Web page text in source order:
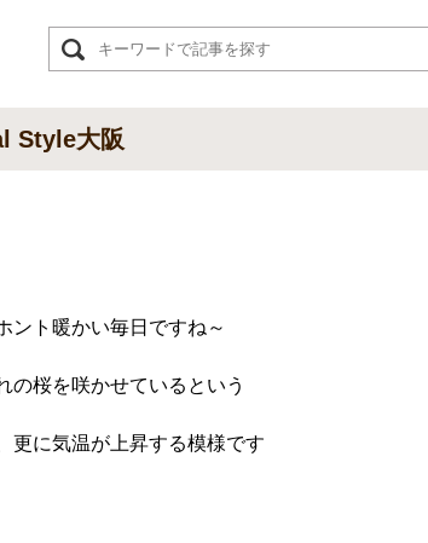
Style大阪
ント暖かい毎日ですね～
の桜を咲かせているという
更に気温が上昇する模様です